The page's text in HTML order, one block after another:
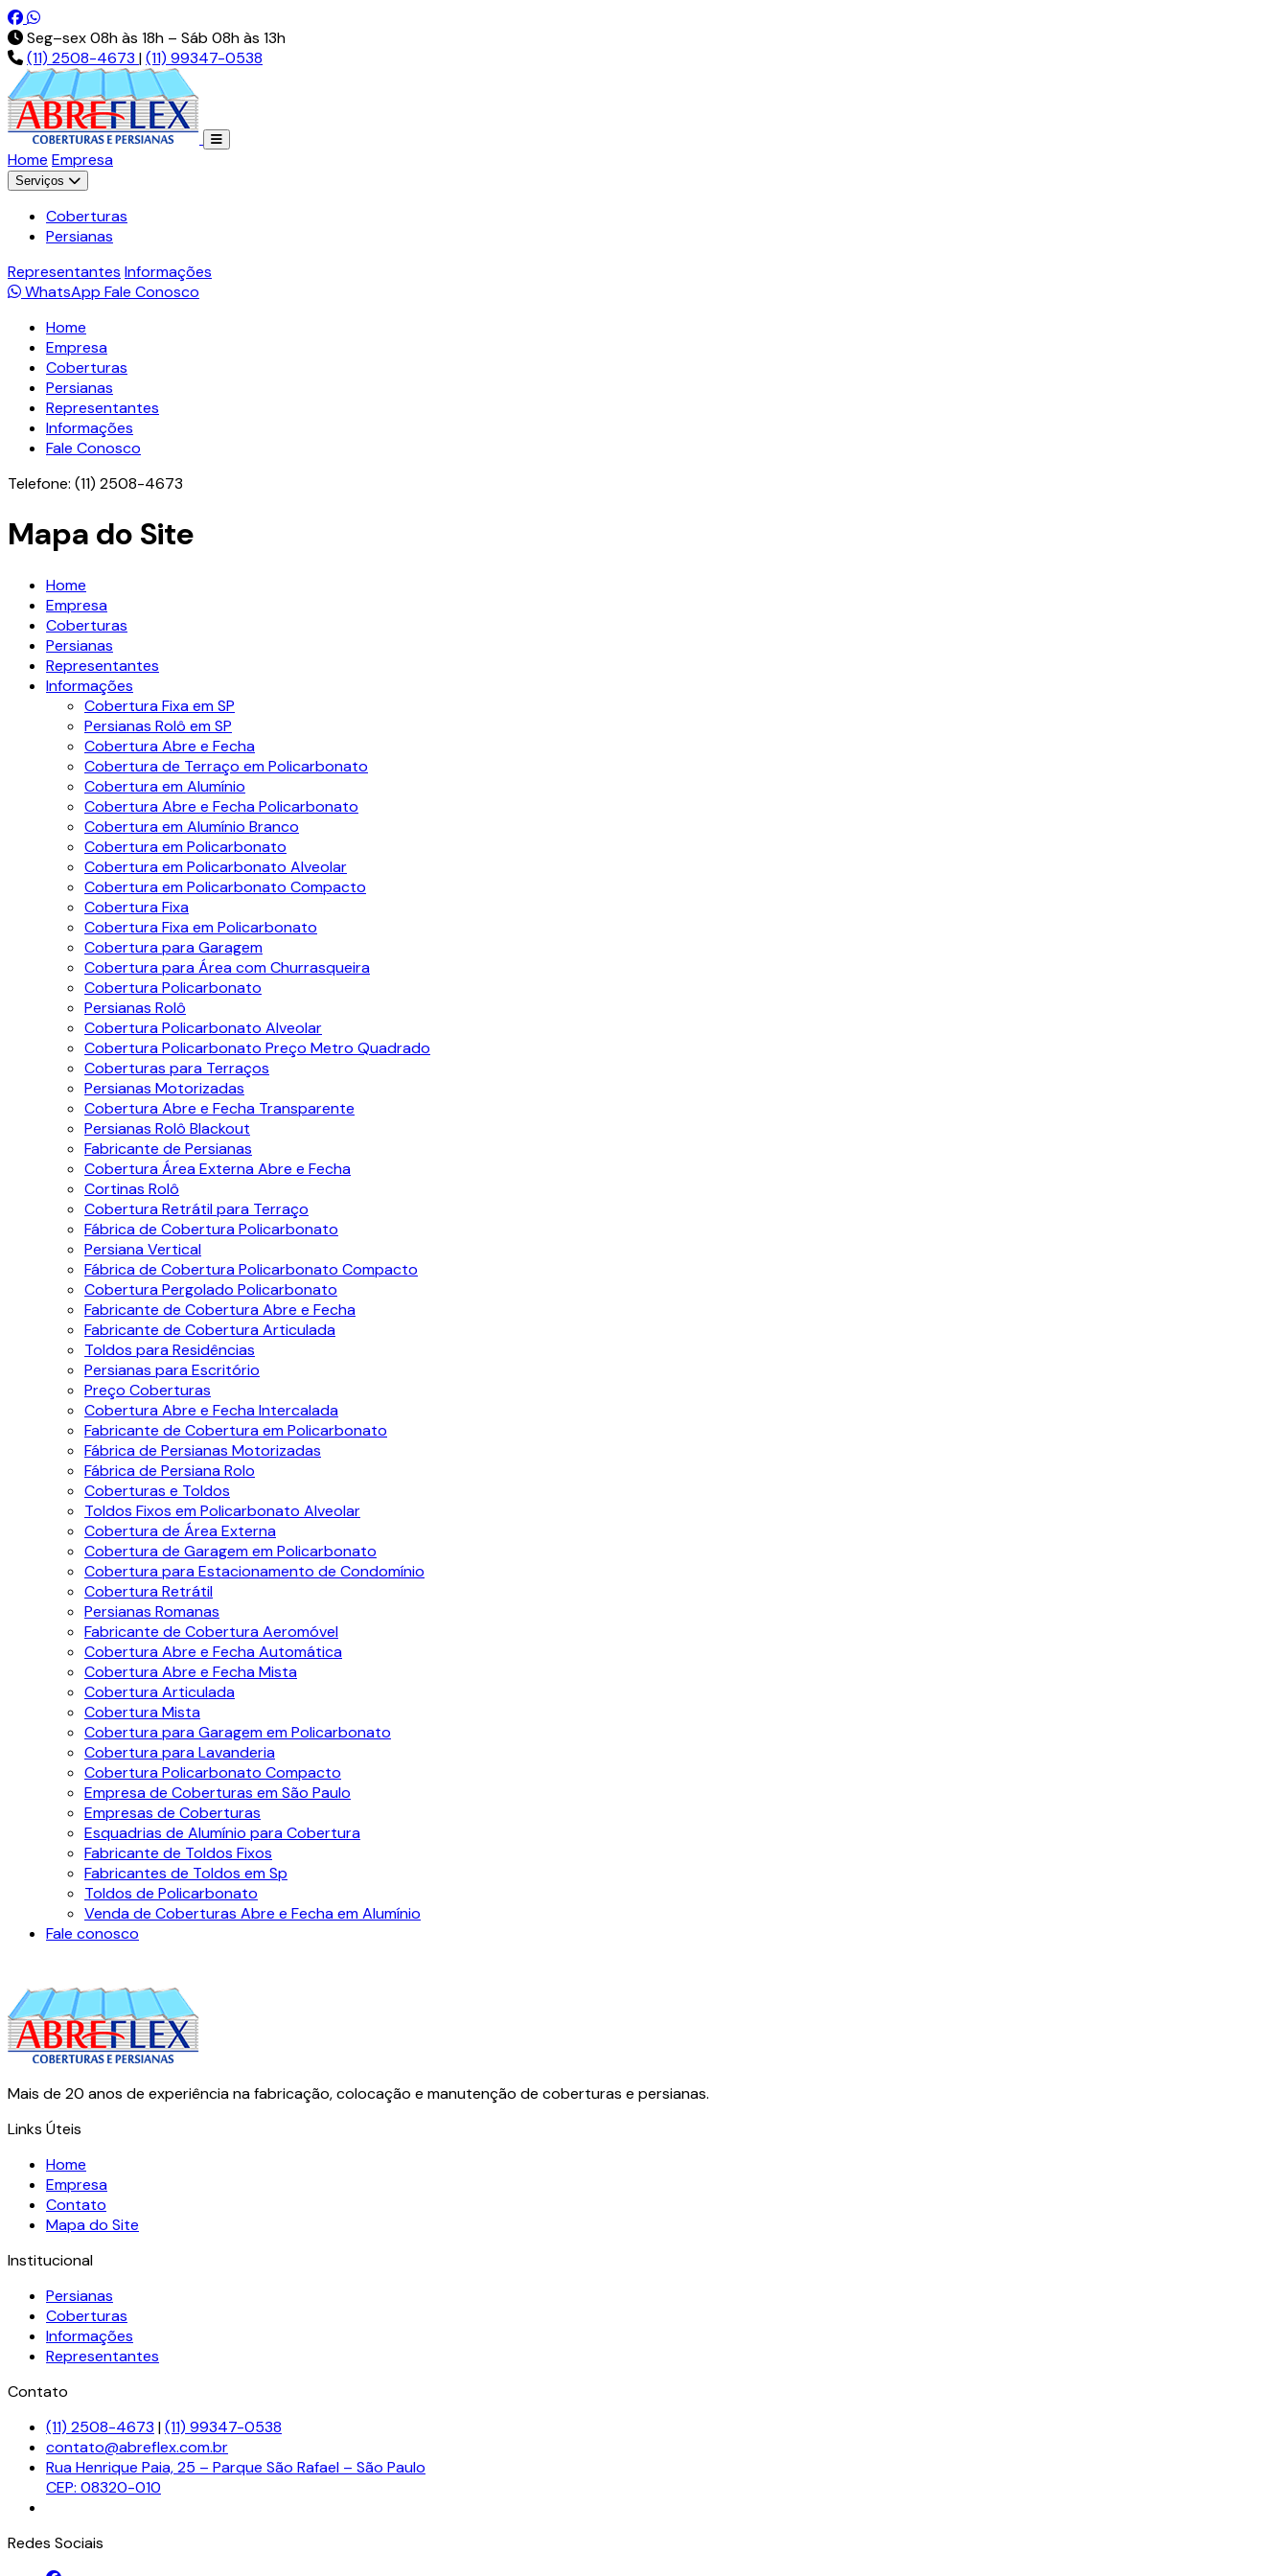
Pt-br.facebook.com
Api.whatsapp.com
Seg–sex 08h às 18h – Sáb 08h às 13h
(11) 2508-4673 |(11) 99347-0538
Home Empresa
Serviços
Coberturas
Persianas
Representantes Informações
WhatsApp Fale Conosco
Home
Empresa
Coberturas
Persianas
Representantes
Informações
Fale Conosco
Telefone: (11) 2508-4673
Mapa do Site
Home
Empresa
Coberturas
Persianas
Representantes
Informações
Cobertura Fixa em SP
Persianas Rolô em SP
Cobertura Abre e Fecha
Cobertura de Terraço em Policarbonato
Cobertura em Alumínio
Cobertura Abre e Fecha Policarbonato
Cobertura em Alumínio Branco
Cobertura em Policarbonato
Cobertura em Policarbonato Alveolar
Cobertura em Policarbonato Compacto
Cobertura Fixa
Cobertura Fixa em Policarbonato
Cobertura para Garagem
Cobertura para Área com Churrasqueira
Cobertura Policarbonato
Persianas Rolô
Cobertura Policarbonato Alveolar
Cobertura Policarbonato Preço Metro Quadrado
Coberturas para Terraços
Persianas Motorizadas
Cobertura Abre e Fecha Transparente
Persianas Rolô Blackout
Fabricante de Persianas
Cobertura Área Externa Abre e Fecha
Cortinas Rolô
Cobertura Retrátil para Terraço
Fábrica de Cobertura Policarbonato
Persiana Vertical
Fábrica de Cobertura Policarbonato Compacto
Cobertura Pergolado Policarbonato
Fabricante de Cobertura Abre e Fecha
Fabricante de Cobertura Articulada
Toldos para Residências
Persianas para Escritório
Preço Coberturas
Cobertura Abre e Fecha Intercalada
Fabricante de Cobertura em Policarbonato
Fábrica de Persianas Motorizadas
Fábrica de Persiana Rolo
Coberturas e Toldos
Toldos Fixos em Policarbonato Alveolar
Cobertura de Área Externa
Cobertura de Garagem em Policarbonato
Cobertura para Estacionamento de Condomínio
Cobertura Retrátil
Persianas Romanas
Fabricante de Cobertura Aeromóvel
Cobertura Abre e Fecha Automática
Cobertura Abre e Fecha Mista
Cobertura Articulada
Cobertura Mista
Cobertura para Garagem em Policarbonato
Cobertura para Lavanderia
Cobertura Policarbonato Compacto
Empresa de Coberturas em São Paulo
Empresas de Coberturas
Esquadrias de Alumínio para Cobertura
Fabricante de Toldos Fixos
Fabricantes de Toldos em Sp
Toldos de Policarbonato
Venda de Coberturas Abre e Fecha em Alumínio
Fale conosco
Mais de 20 anos de experiência na fabricação, colocação e manutenção de coberturas e persianas.
Links Úteis
Home
Empresa
Contato
Mapa do Site
Institucional
Persianas
Coberturas
Informações
Representantes
Contato
(11) 2508-4673 |(11) 99347-0538
contato@abreflex.com.br
Rua Henrique Paia, 25 – Parque São Rafael – São Paulo
CEP: 08320-010
Redes Sociais